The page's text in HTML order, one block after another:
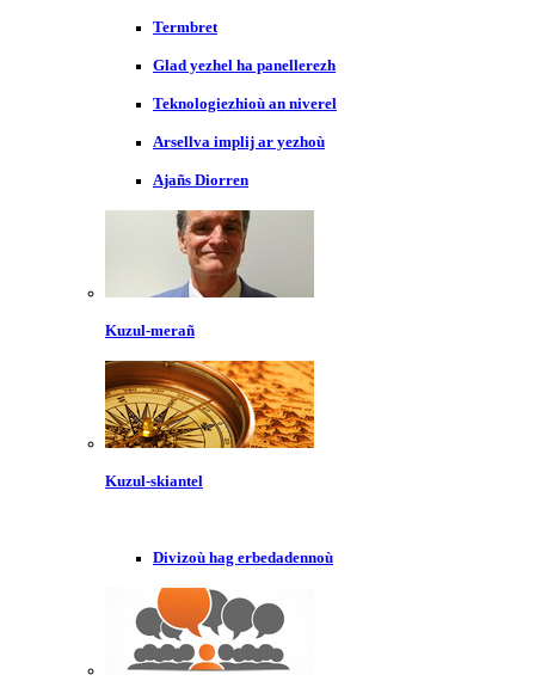
Termbret
Glad yezhel ha panellerezh
Teknologiezhioù an niverel
Arsellva implij ar yezhoù
Ajañs Diorren
Kuzul-merañ
Kuzul-skiantel
Divizoù hag erbedadennoù